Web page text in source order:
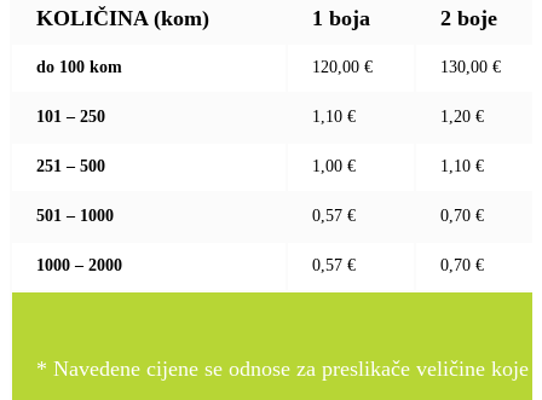
KOLIČINA (kom) 1 boja 2 boje
do 100 kom 120,00 € 130,00 €
101 – 250 1,10 € 1,20 €
251 – 500 1,00 € 1,10 €
501 – 1000 0,57 € 0,70 €
1000 – 2000 0,57 € 0,70 €
* Navedene cijene se odnose za preslikače veličine